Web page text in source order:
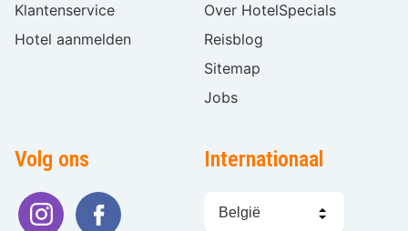
Klantenservice
Hotel aanmelden
Over HotelSpecials
Reisblog
Sitemap
Jobs
Volg ons Internationaal
kiezen